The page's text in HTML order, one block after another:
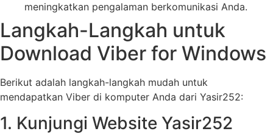
meningkatkan pengalaman berkomunikasi Anda.
Langkah-Langkah untuk
Download Viber for Windows
Berikut adalah langkah-langkah mudah untuk
mendapatkan Viber di komputer Anda dari Yasir252:
1. Kunjungi Website Yasir252